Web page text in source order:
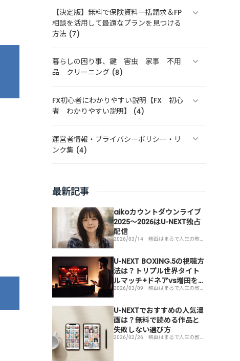
【決定版】無料で保険資料一括請求＆FP
相談を活用して最適なプランを見つける
方法 (7)
暮らしの困り事、鍵 害虫 家事 不用
品 クリーニング (8)
FX初心者にわかりやすい説明【FX 初心
者 わかりやすい説明】 (4)
運営者情報・プライバシーポリシー・リ
ンク集 (4)
最新記事
aikoカウントダウンライブ
2025〜2026はU-NEXT独占
配信
2026/03/14 映画はまるで人生の教科
書！映画を見るメリット
U-NEXT BOXING.5の視聴方
法は？トリプル世界タイト
ルマッチ+ドネアvs増田をU-
NEXTで見る方法【3月15日
ライブ配信】
2026/03/09 映画はまるで人生の教科
書！映画を見るメリット
U-NEXTでおすすめの人気漫
画は？無料で読める作品と
失敗しない選び方
2026/02/26 映画はまるで人生の教科
書！映画を見るメリット